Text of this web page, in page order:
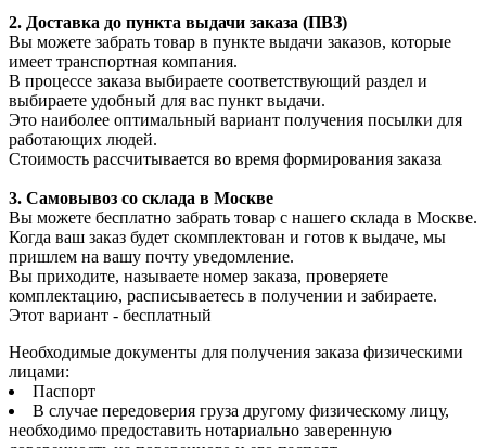
2. Доставка до пункта выдачи заказа (ПВЗ)
Вы можете забрать товар в пункте выдачи заказов, которые
имеет транспортная компания.
В процессе заказа выбираете соответствующий раздел и
выбираете удобный для вас пункт выдачи.
Это наиболее оптимальный вариант получения посылки для
работающих людей.
Стоимость рассчитывается во время формирования заказа
3. Самовывоз со склада в Москве
Вы можете бесплатно забрать товар с нашего склада в Москве.
Когда ваш заказ будет скомплектован и готов к выдаче, мы
пришлем на вашу почту уведомление.
Вы приходите, называете номер заказа, проверяете
комплектацию, расписываетесь в получении и забираете.
Этот вариант - бесплатный
Необходимые документы для получения заказа физическими
лицами:
Паспорт
В случае передоверия груза другому физическому лицу,
необходимо предоставить нотариально заверенную